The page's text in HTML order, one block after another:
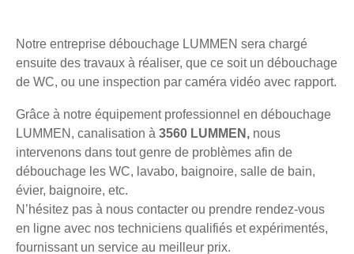
Notre entreprise débouchage LUMMEN sera chargé
ensuite des travaux à réaliser, que ce soit un débouchage
de WC, ou une inspection par caméra vidéo avec rapport.
Grâce à notre équipement professionnel en débouchage
LUMMEN, canalisation à 3560 LUMMEN, nous
intervenons dans tout genre de problèmes afin de
débouchage les WC, lavabo, baignoire, salle de bain,
évier, baignoire, etc.
N’hésitez pas à nous contacter ou prendre rendez-vous
en ligne avec nos techniciens qualifiés et expérimentés,
fournissant un service au meilleur prix.